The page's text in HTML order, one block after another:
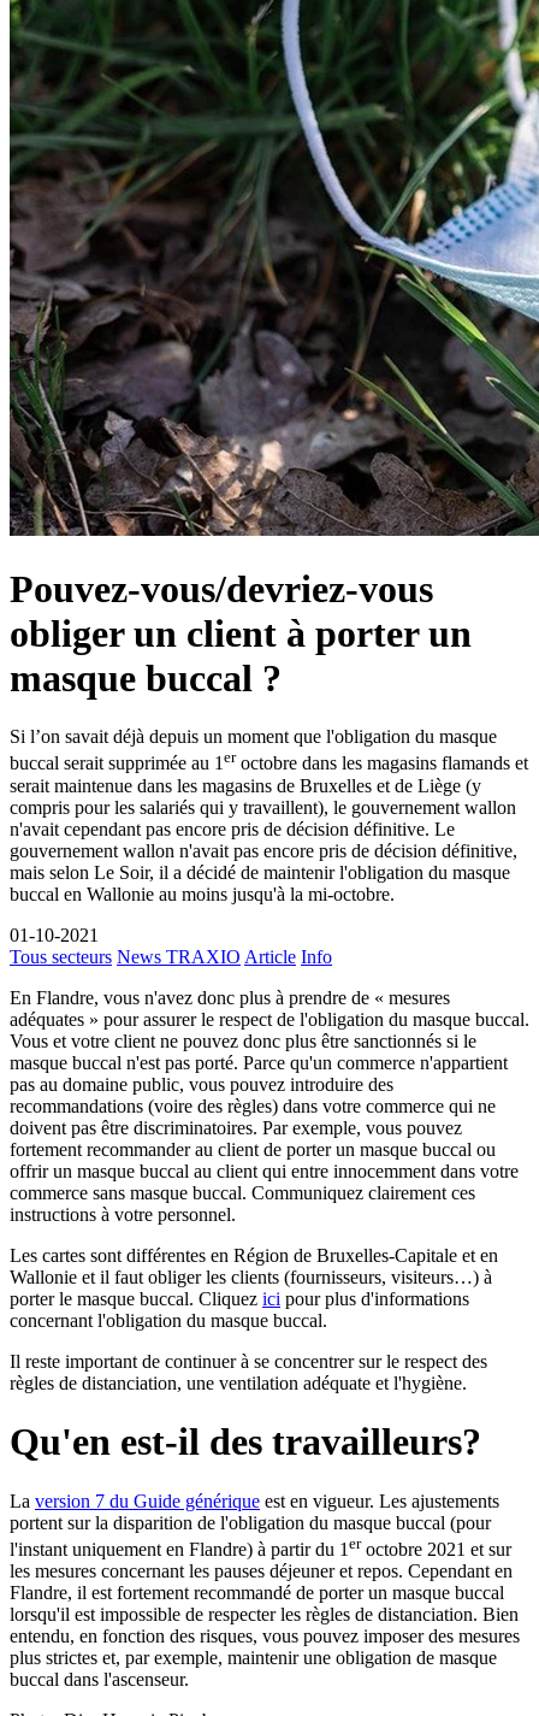
Pouvez-vous/devriez-vous
obliger un client à porter un
masque buccal ?
Si l’on savait déjà depuis un moment que l'obligation du masque
buccal serait supprimée au 1eroctobre dans les magasins flamands et
serait maintenue dans les magasins de Bruxelles et de Liège (y
compris pour les salariés qui y travaillent), le gouvernement wallon
n'avait cependant pas encore pris de décision définitive. Le
gouvernement wallon n'avait pas encore pris de décision définitive,
mais selon Le Soir, il a décidé de maintenir l'obligation du masque
buccal en Wallonie au moins jusqu'à la mi-octobre.
01-10-2021
Tous secteurs News TRAXIO Article Info
En Flandre, vous n'avez donc plus à prendre de « mesures
adéquates » pour assurer le respect de l'obligation du masque buccal.
Vous et votre client ne pouvez donc plus être sanctionnés si le
masque buccal n'est pas porté. Parce qu'un commerce n'appartient
pas au domaine public, vous pouvez introduire des
recommandations (voire des règles) dans votre commerce qui ne
doivent pas être discriminatoires. Par exemple, vous pouvez
fortement recommander au client de porter un masque buccal ou
offrir un masque buccal au client qui entre innocemment dans votre
commerce sans masque buccal. Communiquez clairement ces
instructions à votre personnel.
Les cartes sont différentes en Région de Bruxelles-Capitale et en
Wallonie et il faut obliger les clients (fournisseurs, visiteurs…) à
porter le masque buccal. Cliquez ici pour plus d'informations
concernant l'obligation du masque buccal.
Il reste important de continuer à se concentrer sur le respect des
règles de distanciation, une ventilation adéquate et l'hygiène.
Qu'en est-il des travailleurs?
La version 7 du Guide générique est en vigueur. Les ajustements
portent sur la disparition de l'obligation du masque buccal (pour
l'instant uniquement en Flandre) à partir du 1 eroctobre 2021 et sur
les mesures concernant les pauses déjeuner et repos. Cependant en
Flandre, il est fortement recommandé de porter un masque buccal
lorsqu'il est impossible de respecter les règles de distanciation. Bien
entendu, en fonction des risques, vous pouvez imposer des mesures
plus strictes et, par exemple, maintenir une obligation de masque
buccal dans l'ascenseur.